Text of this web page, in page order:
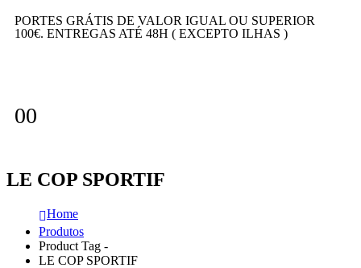
PORTES GRÁTIS DE VALOR IGUAL OU SUPERIOR
100€. ENTREGAS ATÉ 48H ( EXCEPTO ILHAS )
00
LE COP SPORTIF
Home
Produtos
Product Tag -
LE COP SPORTIF